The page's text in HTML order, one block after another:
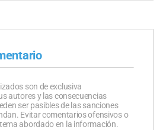
son de exclusiva
autores y las consecuencias
ser pasibles de las sanciones
Evitar comentarios ofensivos o
abordado en la información.